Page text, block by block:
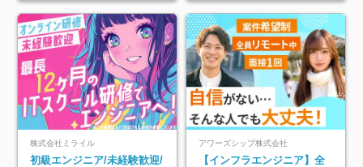
株式会社ミライル
初級エンジニア/未経験歓迎/
アワーズシップ株式会社
【インフラエンジニア】全